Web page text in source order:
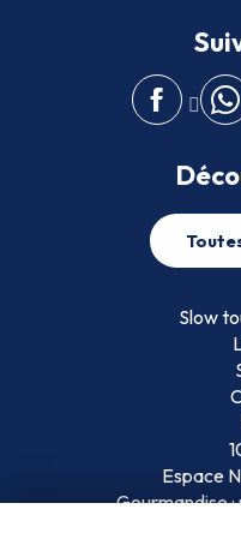
Slow
Espace
Gourmandise :